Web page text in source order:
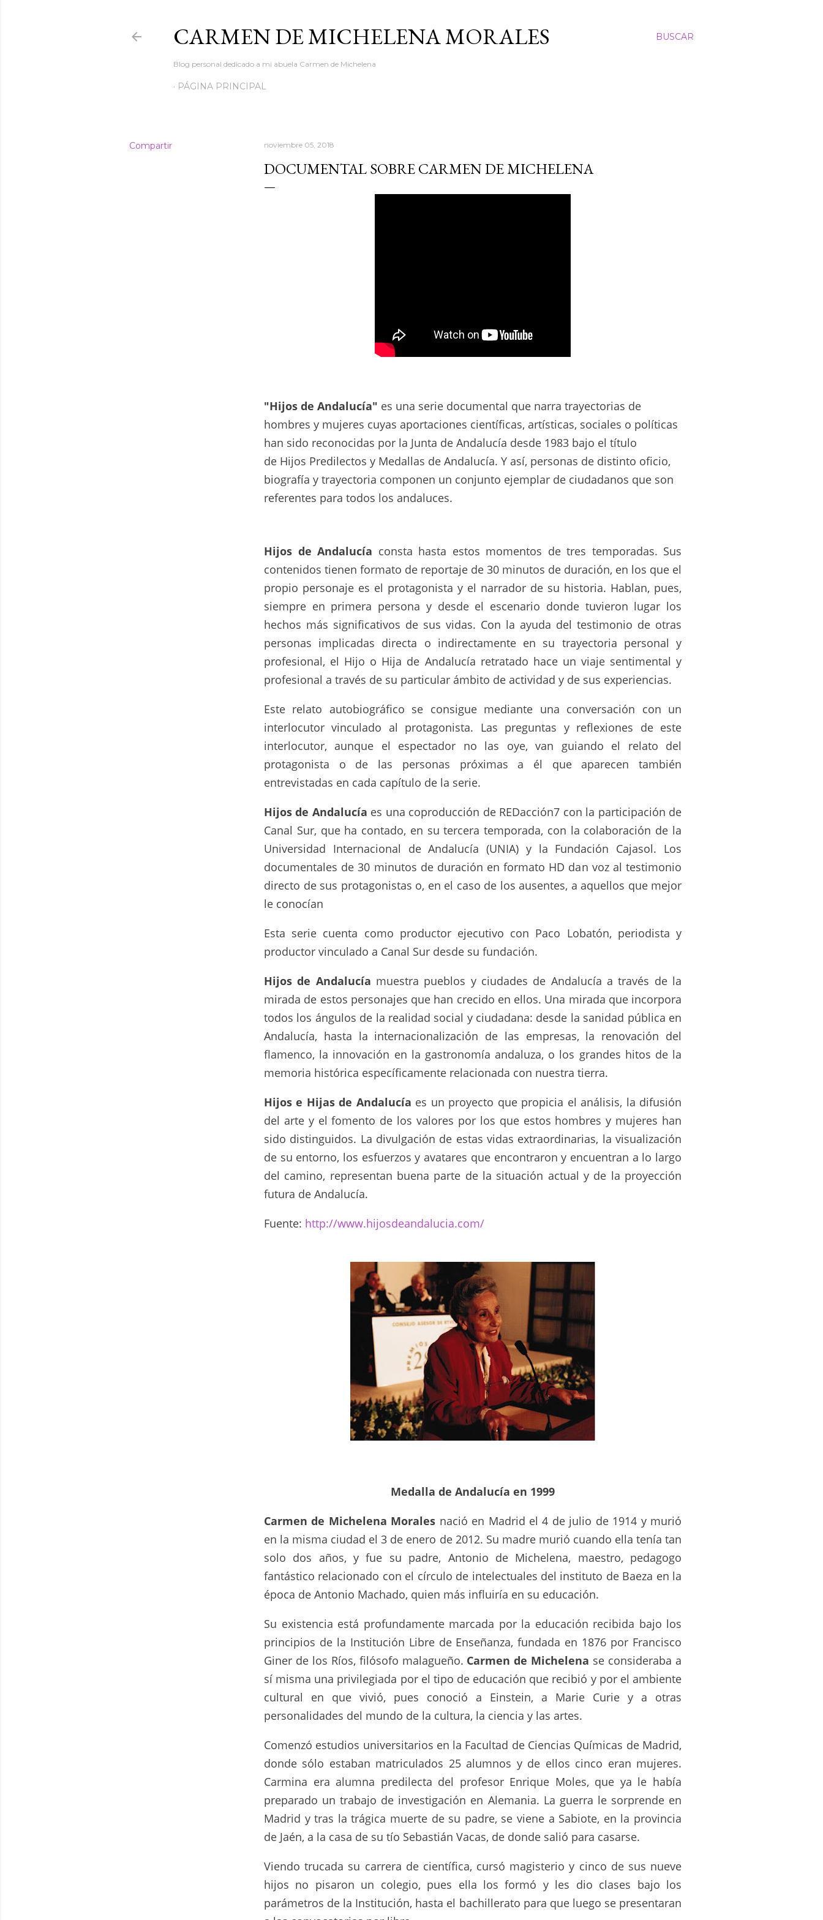
BUSCAR
CARMEN DE MICHELENA MORALES
Blog personal dedicado a mi abuela Carmen de Michelena
PÁGINA PRINCIPAL
Compartir noviembre 05, 2018
DOCUMENTAL SOBRE CARMEN DE MICHELENA
"Hijos de Andalucía" es una serie documental que narra trayectorias de
hombres y mujeres cuyas aportaciones científicas, artísticas, sociales o políticas
han sido reconocidas por la Junta de Andalucía desde 1983 bajo el título
de Hijos Predilectos y Medallas de Andalucía. Y así, personas de distinto oficio,
biografía y trayectoria componen un conjunto ejemplar de ciudadanos que son
referentes para todos los andaluces.
Hijos de Andalucía consta hasta estos momentos de tres temporadas. Sus
contenidos tienen formato de reportaje de 30 minutos de duración, en los que el
propio personaje es el protagonista y el narrador de su historia. Hablan, pues,
siempre en primera persona y desde el escenario donde tuvieron lugar los
hechos más significativos de sus vidas. Con la ayuda del testimonio de otras
personas implicadas directa o indirectamente en su trayectoria personal y
profesional, el Hijo o Hija de Andalucía retratado hace un viaje sentimental y
profesional a través de su particular ámbito de actividad y de sus experiencias.
Este relato autobiográfico se consigue mediante una conversación con un
interlocutor vinculado al protagonista. Las preguntas y reflexiones de este
interlocutor, aunque el espectador no las oye, van guiando el relato del
protagonista o de las personas próximas a él que aparecen también
entrevistadas en cada capítulo de la serie.
Hijos de Andalucía es una coproducción de REDacción7 con la participación de
Canal Sur, que ha contado, en su tercera temporada, con la colaboración de la
Universidad Internacional de Andalucía (UNIA) y la Fundación Cajasol. Los
documentales de 30 minutos de duración en formato HD dan voz al testimonio
directo de sus protagonistas o, en el caso de los ausentes, a aquellos que mejor
le conocían
Esta serie cuenta como productor ejecutivo con Paco Lobatón, periodista y
productor vinculado a Canal Sur desde su fundación.
Hijos de Andalucía muestra pueblos y ciudades de Andalucía a través de la
mirada de estos personajes que han crecido en ellos. Una mirada que incorpora
todos los ángulos de la realidad social y ciudadana: desde la sanidad pública en
Andalucía, hasta la internacionalización de las empresas, la renovación del
flamenco, la innovación en la gastronomía andaluza, o los grandes hitos de la
memoria histórica específicamente relacionada con nuestra tierra.
Hijos e Hijas de Andalucía es un proyecto que propicia el análisis, la difusión
del arte y el fomento de los valores por los que estos hombres y mujeres han
sido distinguidos. La divulgación de estas vidas extraordinarias, la visualización
de su entorno, los esfuerzos y avatares que encontraron y encuentran a lo largo
del camino, representan buena parte de la situación actual y de la proyección
futura de Andalucía.
Fuente: http://www.hijosdeandalucia.com/
Medalla de Andalucía en 1999
Carmen de Michelena Morales nació en Madrid el 4 de julio de 1914 y murió
en la misma ciudad el 3 de enero de 2012. Su madre murió cuando ella tenía tan
solo dos años, y fue su padre, Antonio de Michelena, maestro, pedagogo
fantástico relacionado con el círculo de intelectuales del instituto de Baeza en la
época de Antonio Machado, quien más influiría en su educación.
Su existencia está profundamente marcada por la educación recibida bajo los
principios de la Institución Libre de Enseñanza, fundada en 1876 por Francisco
Giner de los Ríos, filósofo malagueño. Carmen de Michelena se consideraba a
sí misma una privilegiada por el tipo de educación que recibió y por el ambiente
cultural en que vivió, pues conoció a Einstein, a Marie Curie y a otras
personalidades del mundo de la cultura, la ciencia y las artes.
Comenzó estudios universitarios en la Facultad de Ciencias Químicas de Madrid,
donde sólo estaban matriculados 25 alumnos y de ellos cinco eran mujeres.
Carmina era alumna predilecta del profesor Enrique Moles, que ya le había
preparado un trabajo de investigación en Alemania. La guerra le sorprende en
Madrid y tras la trágica muerte de su padre, se viene a Sabiote, en la provincia
de Jaén, a la casa de su tío Sebastián Vacas, de donde salió para casarse.
Viendo trucada su carrera de científica, cursó magisterio y cinco de sus nueve
hijos no pisaron un colegio, pues ella los formó y les dio clases bajo los
parámetros de la Institución, hasta el bachillerato para que luego se presentaran